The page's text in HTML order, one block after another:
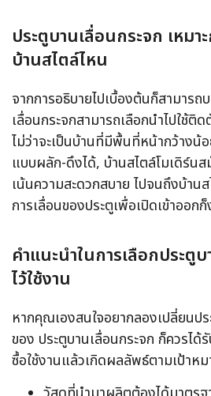
ประตูบานเลื่อนกระจก เหม
บ้านสไตล์ไหน
จากการอธิบายไปเบื้องต้นก็สามารถ
เลื่อนกระจกสามารถเลือกนำไปใช้ติ
ไม่ว่าจะเป็นบ้านที่มีพื้นที่หน้ากว้างน้อ
แบบผลัก-ดึงได้, บ้านสไตล์โมเดิร์น
เน้นความสะดวกสบาย ไปจนถึงบ้าน
การเลื่อนของประตูเพื่อเปิดเข้าออก
คำแนะนำในการเลือกประตู
ไว้ใช้งาน
หากคุณเองสนใจอยากลองเปลี่ยนป
ของ ประตูบานเลื่อนกระจก ก็ควรได้
ซื้อใช้งานแล้วเกิดผลลัพธ์ตามเป้าห